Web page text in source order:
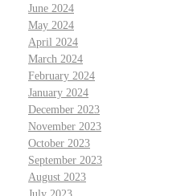
June 2024
May 2024
April 2024
March 2024
February 2024
January 2024
December 2023
November 2023
October 2023
September 2023
August 2023